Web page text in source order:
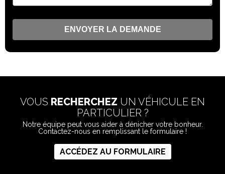
Sellerie cuir synthétique
Siège conducteur réglable électrique 10 voies avec mémoire
Siège passager réglable dans 6 directions
Toit ouvrant panoramique
TSR - Reconnaissance des panneaux de signalisation
Vitres arrière surteintées
Vitres AV acoustique
Volant chauffant
VOUS RECHERCHEZ UN VÉHICULE EN
PARTICULIER ?
Notre équipe peut vous aider à dénicher votre bonheur.
Contactez-nous en remplissant le formulaire !
ACCÉDEZ AU FORMULAIRE